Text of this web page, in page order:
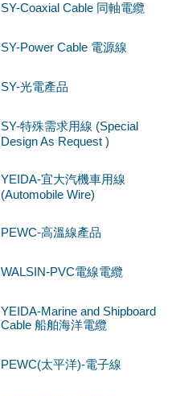
SY-Coaxial Cable 同軸電纜
SY-Power Cable 電源線
SY-光電產品
SY-特殊需求用線 (Special
Design As Request )
YEIDA-宜大汽機車用線
(Automobile Wire)
PEWC-高溫線產品
WALSIN-PVC電線電纜
YEIDA-Marine and Shipboard
Cable 船舶海洋電纜
PEWC(太平洋)-電子線